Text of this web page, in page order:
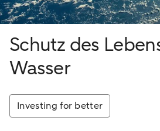
Schutz des
Wasser
Investing for better